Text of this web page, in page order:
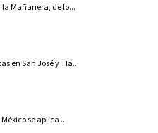
Mañanera, de lo...
en San José y Tlá...
se aplica ...